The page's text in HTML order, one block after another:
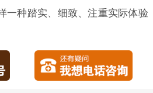
一种踏实、细致、注重实际体验